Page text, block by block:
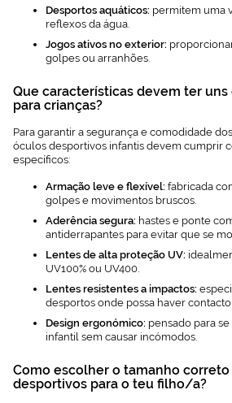
Desportos aquáticos: permitem uma
reflexos da água.
Jogos ativos no exterior:
golpes ou arranhões.
Que características devem ter
para crianças?
Para garantir a segurança e comodidade
óculos desportivos infantis devem cumprir
específicos:
Armação leve e flexível: fabricada
golpes e movimentos bruscos.
Aderência segura: hastes e ponte
antiderrapantes para evitar que se
Lentes de alta proteção UV:
UV100% ou UV400.
Lentes resistentes a impactos:
desportos onde possa haver contacto
Design ergonómico: pensado para
infantil sem causar incómodos.
Como escolher o tamanho
desportivos para o teu filho/a?